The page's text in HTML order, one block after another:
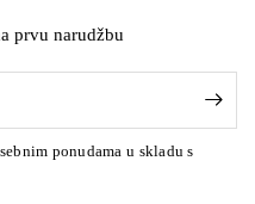
prvu narudžbu
ponudama u skladu s